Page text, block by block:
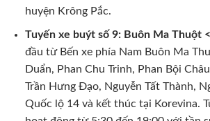
huyện Krông Pắc.
Tuyến xe buýt số 9: Buôn Ma Thuột
đầu từ Bến xe phía Nam Buôn Ma
Duẩn, Phan Chu Trinh, Phan Bội
Trần Hưng Đạo, Nguyễn Tất Thành,
Quốc lộ 14 và kết thúc tại Korevina.